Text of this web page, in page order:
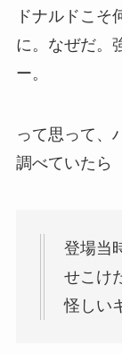
ドナルドこそ
に。なぜだ。
ー。
って思って、
調べていたら
登場当
せこけ
怪しい